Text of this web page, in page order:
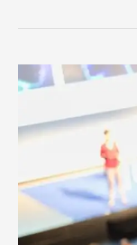
Saca
máximo
de
las
conferencias